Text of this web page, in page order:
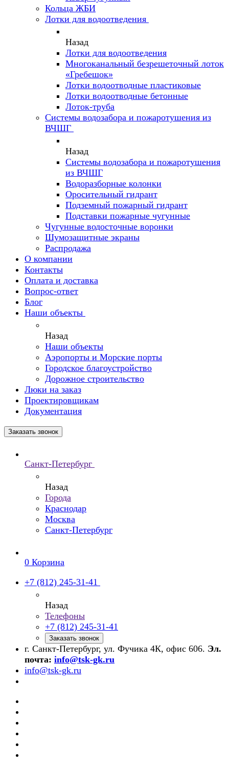
Кольца ЖБИ
Лотки для водоотведения
Назад
Лотки для водоотведения
Многоканальный безрешеточный лоток
«Гребешок»
Лотки водоотводные пластиковые
Лотки водоотводные бетонные
Лоток-труба
Системы водозабора и пожаротушения из
ВЧШГ
Назад
Системы водозабора и пожаротушения
из ВЧШГ
Водоразборные колонки
Оросительный гидрант
Подземный пожарный гидрант
Подставки пожарные чугунные
Чугунные водосточные воронки
Шумозащитные экраны
Распродажа
О компании
Контакты
Оплата и доставка
Вопрос-ответ
Блог
Наши объекты
Назад
Наши объекты
Аэропорты и Морские порты
Городское благоустройство
Дорожное строительство
Люки на заказ
Проектировщикам
Документация
Заказать звонок
Санкт-Петербург
Назад
Города
Краснодар
Москва
Санкт-Петербург
0 Корзина
+7 (812) 245-31-41
Назад
Телефоны
+7 (812) 245-31-41
Заказать звонок
г. Санкт-Петербург, ул. Фучика 4К, офис 606. Эл.
почта: info@tsk-gk.ru
info@tsk-gk.ru